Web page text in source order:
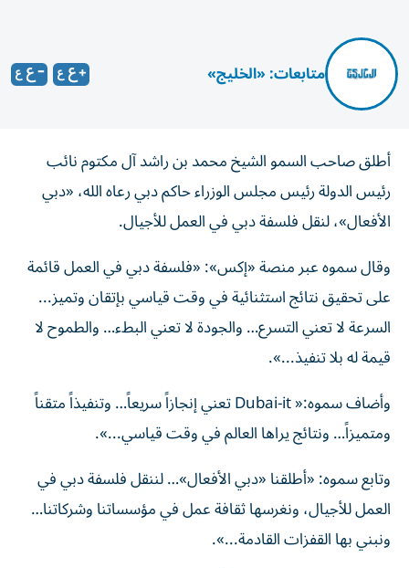
متابعات: «الخليج»
أطلق صاحب السمو الشيخ محمد بن راشد آل مكتوم نائب
رئيس الدولة رئيس مجلس الوزراء حاكم دبي رعاه الله، «دبي
الأفعال»، لنقل فلسفة دبي في العمل للأجيال.
وقال سموه عبر منصة «إكس»: «فلسفة دبي في العمل قائمة
على تحقيق نتائج استثنائية في وقت قياسي بإتقان وتميز...
السرعة لا تعني التسرع… والجودة لا تعني البطء… والطموح لا
قيمة له بلا تنفيذ...».
وأضاف سموه:« Dubai-it تعني إنجازاً سريعاً… وتنفيذاً متقناً
ومتميزاً… ونتائج يراها العالم في وقت قياسي...».
وتابع سموه: «أطلقنا «دبي الأفعال»… لننقل فلسفة دبي في
العمل للأجيال، ونغرسها ثقافة عمل في مؤسساتنا وشركاتنا…
ونبني بها القفزات القادمة...».